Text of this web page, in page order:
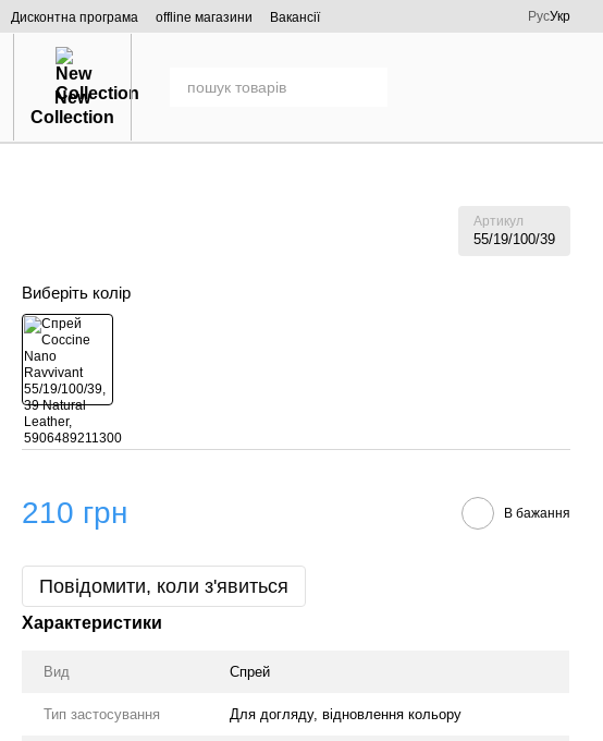
Дисконтна програма offline магазини
Вакансії
РусУкр
New
Collection
Артикул
55/19/100/39
Виберіть колір
210 грн В бажання
Повідомити, коли з'явиться
Характеристики
Вид Спрей
Тип застосування Для догляду, відновлення кольору